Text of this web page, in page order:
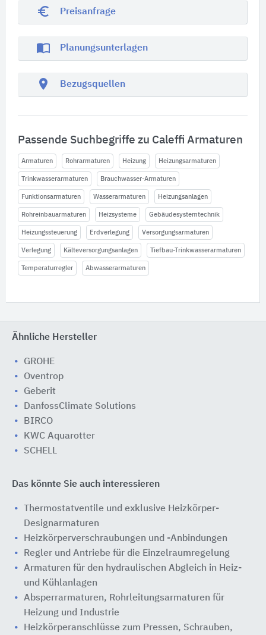
euro_symbol Preisanfrage
import_contacts Planungsunterlagen
location_on Bezugsquellen
Passende Suchbegriffe zu Caleffi Armaturen
Armaturen Rohrarmaturen Heizung Heizungsarmaturen
Trinkwasserarmaturen Brauchwasser-Armaturen
Funktionsarmaturen Wasserarmaturen Heizungsanlagen
Rohreinbauarmaturen Heizsysteme Gebäudesystemtechnik
Heizungssteuerung Erdverlegung Versorgungsarmaturen
Verlegung Kälteversorgungsanlagen Tiefbau-Trinkwasserarmaturen
Temperaturregler Abwasserarmaturen
Ähnliche Hersteller
GROHE
Oventrop
Geberit
DanfossClimate Solutions
BIRCO
KWC Aquarotter
SCHELL
Das könnte Sie auch interessieren
Thermostatventile und exklusive Heizkörper-
Designarmaturen
Heizkörperverschraubungen und -Anbindungen
Regler und Antriebe für die Einzelraumregelung
Armaturen für den hydraulischen Abgleich in Heiz-
und Kühlanlagen
Absperrarmaturen, Rohrleitungsarmaturen für
Heizung und Industrie
Heizkörperanschlüsse zum Pressen, Schrauben,